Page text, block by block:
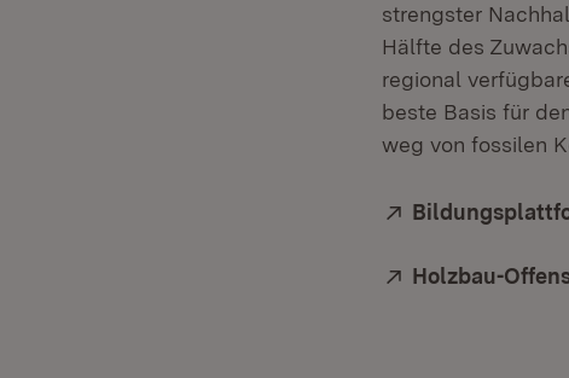
strengster
Hälfte des
regional
beste Basis für
weg von fossilen
Extern:
Extern:
Holzbau-